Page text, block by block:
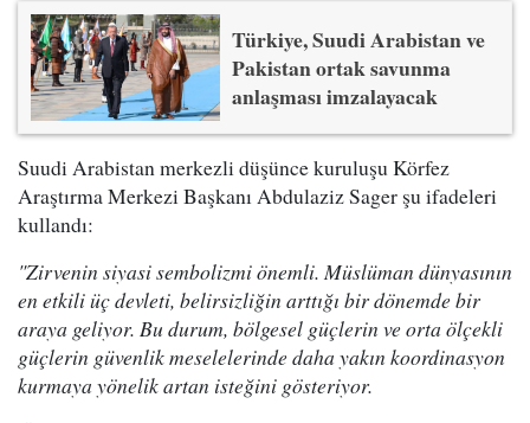
Türkiye, Suudi Arabistan ve
Pakistan ortak savunma
anlaşması imzalayacak
Suudi Arabistan merkezli düşünce kuruluşu Körfez
Araştırma Merkezi Başkanı Abdulaziz Sager şu ifadeleri
kullandı:
"Zirvenin siyasi sembolizmi önemli. Müslüman dünyasının
en etkili üç devleti, belirsizliğin arttığı bir dönemde bir
araya geliyor. Bu durum, bölgesel güçlerin ve orta ölçekli
güçlerin güvenlik meselelerinde daha yakın koordinasyon
kurmaya yönelik artan isteğini gösteriyor.